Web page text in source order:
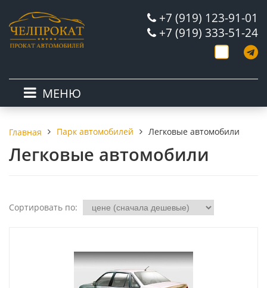
+7 (919) 123-91-01
+7 (919) 333-51-24
МЕНЮ
Главная Парк автомобилей Легковые автомобили
Легковые автомобили
Сортировать по: